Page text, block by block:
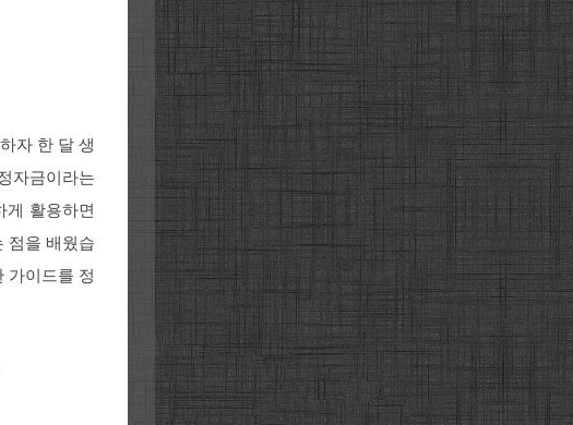
자 한 달 생
자금이라는
활용하면
점을 배웠습
가이드를 정